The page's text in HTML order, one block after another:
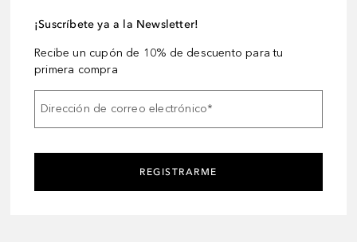
¡Suscríbete ya a la Newsletter!
Recibe un cupón de 10% de descuento para tu
primera compra
Dirección de correo electrónico*
REGISTRARME